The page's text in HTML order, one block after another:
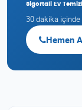
Sigortali Ev
30 dakika
Hemen